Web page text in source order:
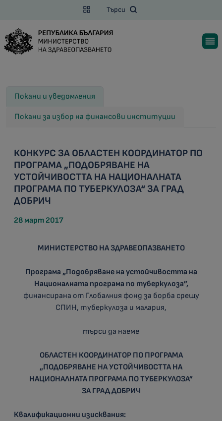
Търси
Покани и уведомления
Покани за избор на финансови институции
КОНКУРС ЗА ОБЛАСТЕН КООРДИНАТОР ПО
ПРОГРАМА „ПОДОБРЯВАНЕ НА
УСТОЙЧИВОСТТА НА НАЦИОНАЛНАТА
ПРОГРАМА ПО ТУБЕРКУЛОЗА“ ЗА ГРАД
ДОБРИЧ
28 март 2017
МИНИСТЕРСТВО НА ЗДРАВЕОПАЗВАНЕТО
Програма „Подобряване на устойчивостта на
Националната програма по туберкулоза”,
финансирана от Глобалния фонд за борба срещу
СПИН, туберкулоза и малария,
търси да наеме
ОБЛАСТЕН КООРДИНАТОР ПО ПРОГРАМА
„ПОДОБРЯВАНЕ НА УСТОЙЧИВОСТТА НА
НАЦИОНАЛНАТА ПРОГРАМА ПО ТУБЕРКУЛОЗА”
ЗА ГРАД ДОБРИЧ
Квалификационни изисквания: